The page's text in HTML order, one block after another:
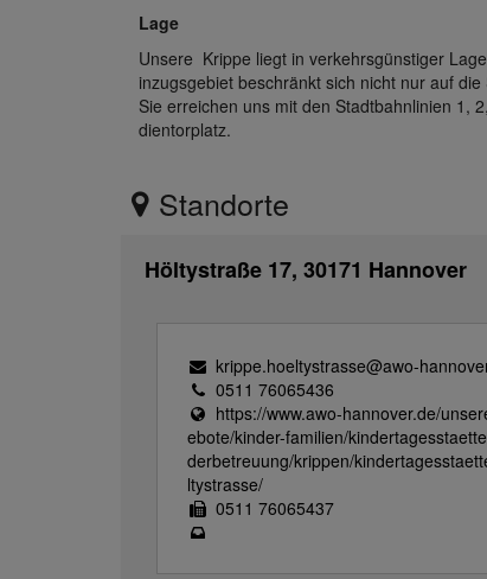
Lage
Unsere Krippe liegt in verkehrsgünstiger
inzugsgebiet beschränkt sich nicht nur auf die
Sie erreichen uns mit den Stadtbahnlinien 1,
dientorplatz.
Standorte
Höltystraße 17, 30171 Hannover
krippe.hoeltystrasse@awo-
0511 76065436
https://www.awo-hannover.de/
ebote/kinder-familien/
derbetreuung/krippen/
ltystrasse/
0511 76065437